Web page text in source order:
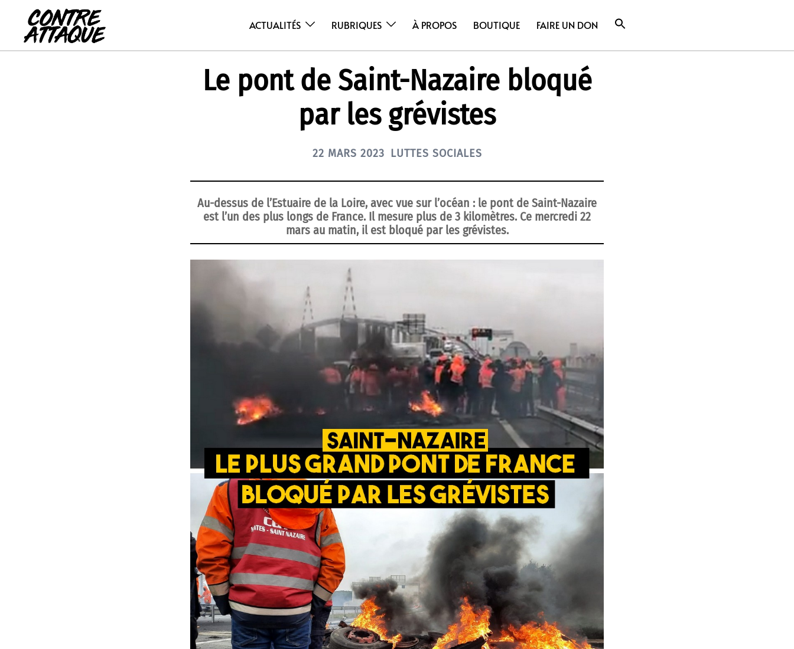
contenu
ACTUALITÉS RUBRIQUES À PROPOS BOUTIQUE FAIRE UN DON
Le pont de Saint-Nazaire bloqué
par les grévistes
22 MARS 2023 LUTTES SOCIALES
Au-dessus de l’Estuaire de la Loire, avec vue sur l’océan : le pont de Saint-Nazaire
est l’un des plus longs de France. Il mesure plus de 3 kilomètres. Ce mercredi 22
mars au matin, il est bloqué par les grévistes.